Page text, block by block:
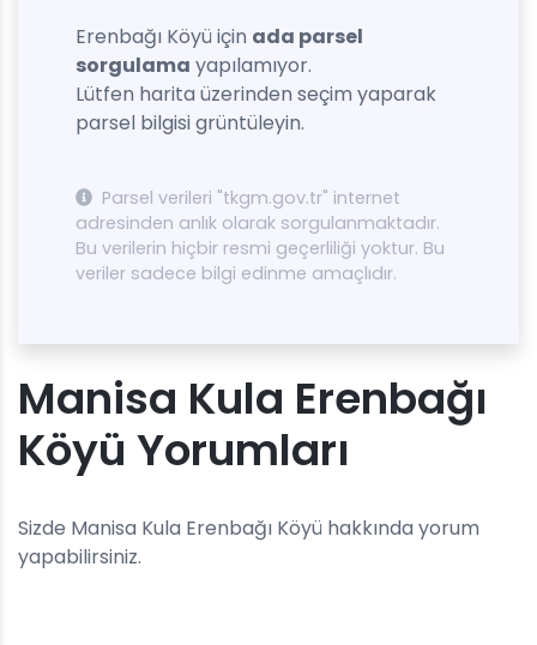
Erenbağı Köyü için ada parsel
sorgulama yapılamıyor.
Lütfen harita üzerinden seçim yaparak
parsel bilgisi grüntüleyin.
Parsel verileri "tkgm.gov.tr" internet
adresinden anlık olarak sorgulanmaktadır.
Bu verilerin hiçbir resmi geçerliliği yoktur. Bu
veriler sadece bilgi edinme amaçlıdır.
Manisa Kula Erenbağı
Köyü Yorumları
Sizde Manisa Kula Erenbağı Köyü hakkında yorum
yapabilirsiniz.